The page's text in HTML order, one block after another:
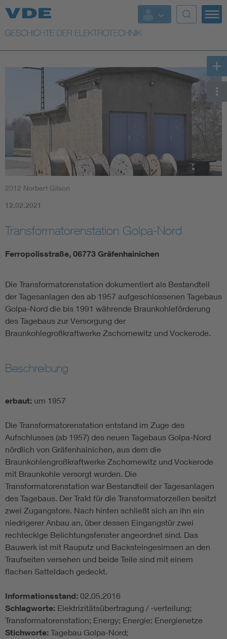
Top Themen
Weitere Themen
2012 Norbert Gilson
12.02.2021
Transformatorenstation Golpa-Nord
Ferropolisstraße, 06773 Gräfenhainichen
Die Transformatorenstation dokumentiert als Bestandteil
der Tagesanlagen des ab 1957 aufgeschlossenen Tagebaus
Golpa-Nord die bis 1991 währende Braunkohleförderung
des Tagebaus zur Versorgung der
Braunkohlegroßkraftwerke Zschornewitz und Vockerode.
Beschreibung
erbaut: um 1957
Die Transformatorenstation entstand im Zuge des
Aufschlusses (ab 1957) des neuen Tagebaus Golpa-Nord
nördlich von Gräfenhainichen, aus dem die
Braunkohlengroßkraftwerke Zschornewitz und Vockerode
mit Braunkohle versorgt wurden. Die
Transformatorenstation war Bestandteil der Tagesanlagen
des Tagebaus. Der Trakt für die Transformatorzellen besitzt
zwei Zugangstore. Nach hinten schließt sich an ihn ein
niedrigerer Anbau an, über dessen Eingangstür zwei
rechteckige Belichtungsfenster angeordnet sind. Das
Bauwerk ist mit Rauputz und Backsteingesimsen an den
Traufseiten versehen und beide Teile sind mit einem
flachen Satteldach gedeckt.
Informationsstand: 02.05.2016
Schlagworte: Elektrizitätsübertragung / -verteilung;
Transformatorenstation; Energy; Energie; Energienetze
Stichworte: Tagebau Golpa-Nord;